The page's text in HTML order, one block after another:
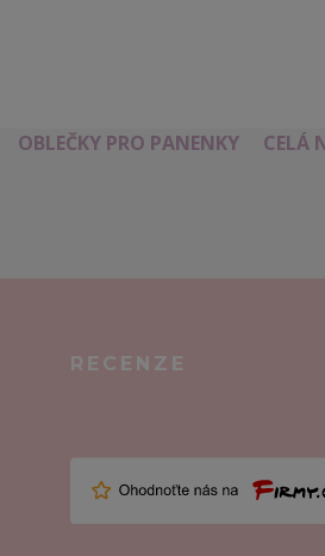
OBLEČKY PRO PANENKY CELÁ
RECENZE